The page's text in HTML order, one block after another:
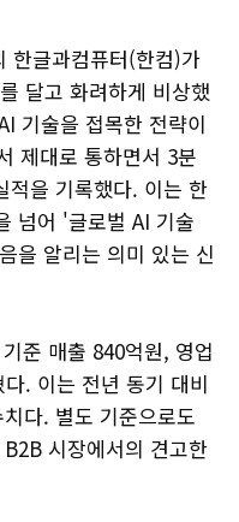
한글과컴퓨터(한컴)가
달고 화려하게 비상했
기술을 접목한 전략이
제대로 통하면서 3분
적을 기록했다. 이는 한
넘어 '글로벌 AI 기술
을 알리는 의미 있는 신
준 매출 840억원, 영업
. 이는 전년 동기 대비
다. 별도 기준으로도
시장에서의 견고한